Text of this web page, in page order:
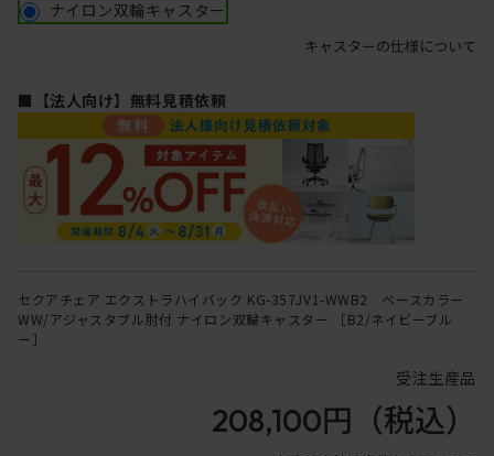
ナイロン双輪キャスター
キャスターの仕様について
■【法人向け】無料見積依頼
セクアチェア エクストラハイバック KG-357JV1-WWB2 ベースカラー
WW/アジャスタブル肘付 ナイロン双輪キャスター ［B2/ネイビーブル
ー］
受注生産品
208,100円 （税込）